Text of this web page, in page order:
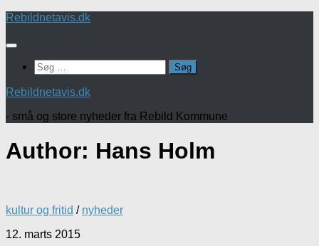
Skip
content
Rebildnetavis.dk
Søg
efter:
Rebildnetavis.dk
- små og store nyheder fra Rebild Kommune
Author: Hans Holm
kultur og fritid / nyheder
12. marts 2015